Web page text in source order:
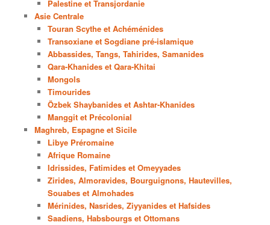
Palestine et Transjordanie
Asie Centrale
Touran Scythe et Achéménides
Transoxiane et Sogdiane pré-islamique
Abbassides, Tangs, Tahirides, Samanides
Qara-Khanides et Qara-Khitai
Mongols
Timourides
Özbek Shaybanides et Ashtar-Khanides
Manggit et Précolonial
Maghreb, Espagne et Sicile
Libye Préromaine
Afrique Romaine
Idrissides, Fatimides et Omeyyades
Zirides, Almoravides, Bourguignons, Hautevilles,
Souabes et Almohades
Mérinides, Nasrides, Ziyyanides et Hafsides
Saadiens, Habsbourgs et Ottomans